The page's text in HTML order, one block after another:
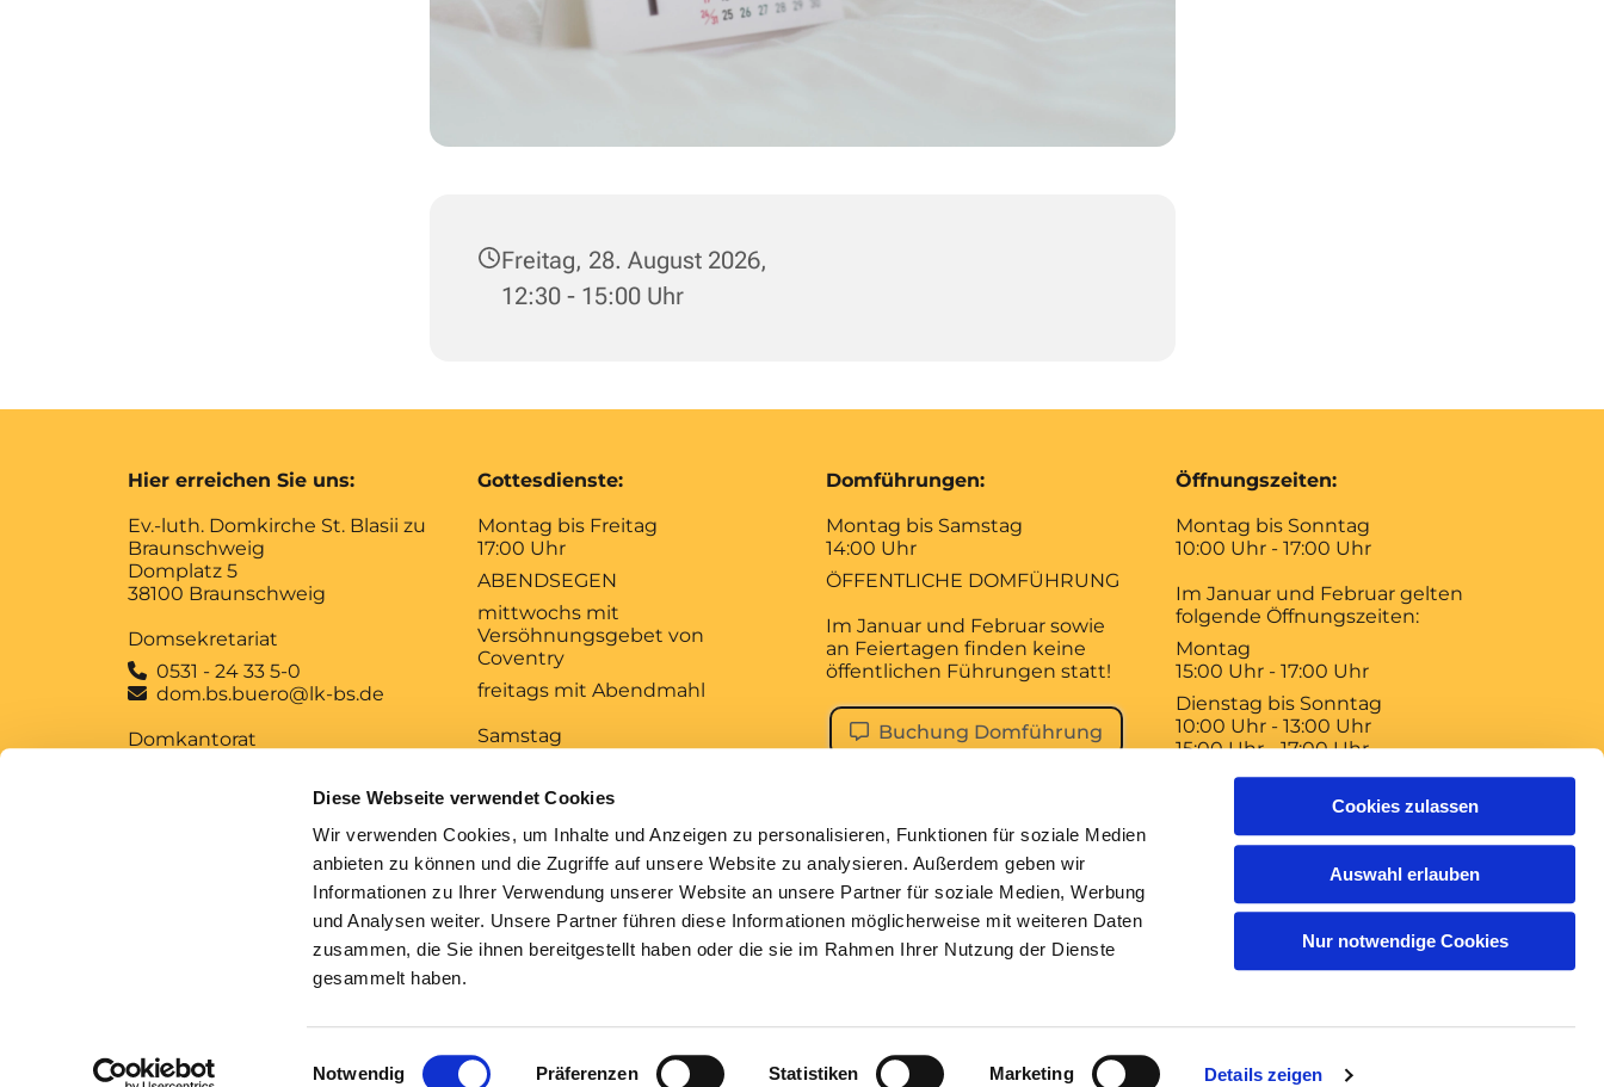
Diese Webseite verwendet Cookies
Wir verwenden Cookies, um Inhalte und Anzeigen zu personalisieren, Funktionen für soziale Medien
anbieten zu können und die Zugriffe auf unsere Website zu analysieren. Außerdem geben wir
Informationen zu Ihrer Verwendung unserer Website an unsere Partner für soziale Medien, Werbung
und Analysen weiter. Unsere Partner führen diese Informationen möglicherweise mit weiteren Daten
zusammen, die Sie ihnen bereitgestellt haben oder die sie im Rahmen Ihrer Nutzung der Dienste
gesammelt haben.
Einwilligungsauswahl
Notwendig Präferenzen Statistiken Marketing Details zeigen
Cookies zulassen
Auswahl erlauben
Nur notwendige Cookies
Freitag, 28. August 2026,
12:30 - 15:00 Uhr
Hier erreichen Sie uns:
Ev.-luth. Domkirche St. Blasii zu
Braunschweig
Domplatz 5
38100 Braunschweig
Domsekretariat
 0531 - 24 33 5-0
 dom.bs.buero@lk-bs.de
Domkantorat
domkantorat@lk-bs.de
Anforderung kirchlicher
Bescheinigungen
Gottesdienste:
Montag bis Freitag
17:00 Uhr
ABENDSEGEN
mittwochs mit
Versöhnungsgebet von
Coventry
freitags mit Abendmahl
Samstag
MUSIKALISCHES
Sonntag
10:00 Uhr
GOTTESDIENST
Domführungen:
Montag bis Samstag
14:00 Uhr
ÖFFENTLICHE DOMFÜHRUNG
Im Januar und Februar sowie
an Feiertagen finden keine
öffentlichen Führungen statt!
Buchung Domführung
Öffnungszeiten:
Montag bis Sonntag
10:00 Uhr - 17:00 Uhr
Im Januar und Februar gelten
folgende Öffnungszeiten:
Montag
15:00 Uhr - 17:00 Uhr
Dienstag bis Sonntag
10:00 Uhr - 13:00 Uhr
15:00 Uhr - 17:00 Uhr
bleibt am 1. Januar, 1. Mai und 3.
Oktober geschlossen!